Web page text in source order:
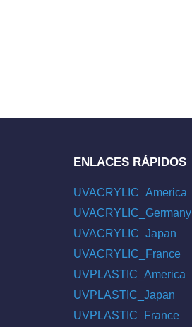
ENLACES RÁPIDOS
UVACRYLIC_America
UVACRYLIC_Germany
UVACRYLIC_Japan
UVACRYLIC_France
UVPLASTIC_America
UVPLASTIC_Japan
UVPLASTIC_France